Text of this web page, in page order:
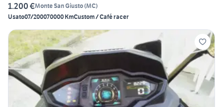
1.200 €Monte San Giusto(MC)
Usato07/200070000 KmCustom / Café racer